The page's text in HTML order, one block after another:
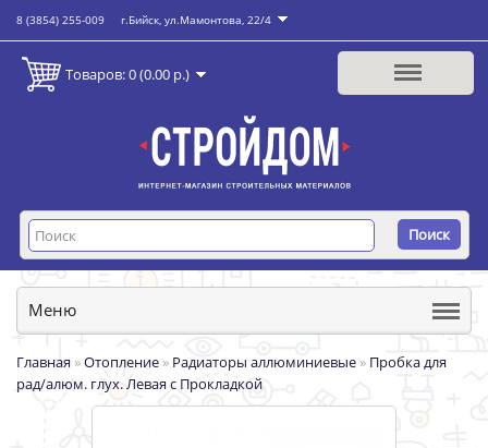
8 (3854) 255-009 г.Бийск, ул.Мамонтова, 22/4
Товаров: 0 (0.00 р.)
Поиск
Меню
Главная »Отопление » Радиаторы аллюминиевые » Пробка для
рад/алюм. глух. Левая с Прокладкой